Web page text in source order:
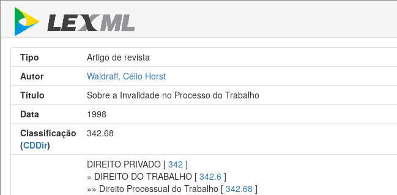
Tipo
Artigo de revista
Autor
Waldraff, Célio Horst
Título
Sobre a Invalidade no Processo do Trabalho
Data
1998
Classificação
(CDDir)
342.68
DIREITO PRIVADO [ 342 ]
» DIREITO DO TRABALHO [ 342.6 ]
»» Direito Processual do Trabalho [ 342.68 ]